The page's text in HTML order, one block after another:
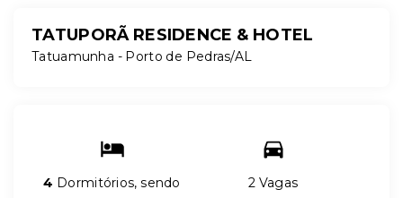
TATUPORÃ RESIDENCE & HOTEL
Tatuamunha - Porto de Pedras/AL
4 Dormitórios, sendo
2 Vagas